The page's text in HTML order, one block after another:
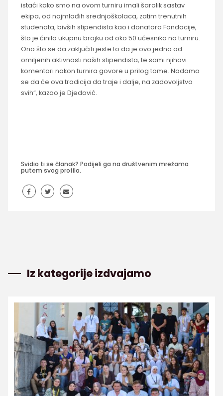
istaći kako smo na ovom turniru imali šarolik sastav
ekipa, od najmlađih srednjoškolaca, zatim trenutnih
studenata, bivših stipendista kao i donatora Fondacije,
što je činilo ukupnu brojku od oko 50 učesnika na turniru.
Ono što se da zaključiti jeste to da je ovo jedna od
omiljenih aktivnosti naših stipendista, te sami njihovi
komentari nakon turnira govore u prilog tome. Nadamo
se da će ova tradicija da traje i dalje, na zadovoljstvo
svih“, kazao je Djedović.
Svidio ti se članak? Podijeli ga na društvenim mrežama
putem svog profila.
Iz kategorije izdvajamo